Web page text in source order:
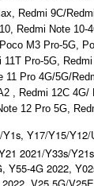
Redmi 9C/
Redmi Note 10-
M3 Pro-5G,
Pro-5G,
Pro 4G/5G/
, Redmi 12C 4G/
12 Pro 5G,
Y17/Y15/
2021/Y33s/
Y55-4G 2022,